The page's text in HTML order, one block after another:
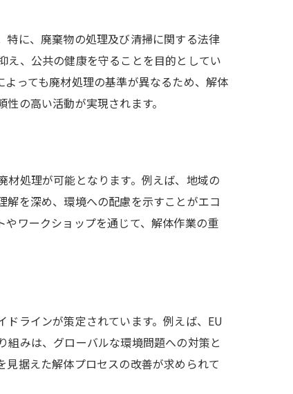
特に、廃棄物の処理及び清掃に関する法律
え、公共の健康を守ることを目的としてい
っても廃材処理の基準が異なるため、解体
の高い活動が実現されます。
処理が可能となります。例えば、地域の
を深め、環境への配慮を示すことがエコ
ワークショップを通じて、解体作業の重
ラインが策定されています。例えば、EU
みは、グローバルな環境問題への対策と
据えた解体プロセスの改善が求められて